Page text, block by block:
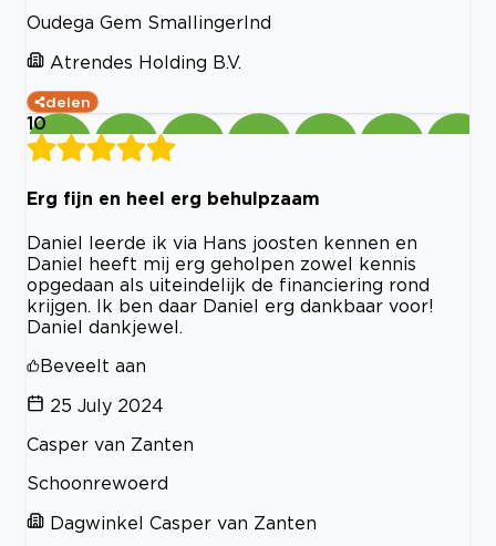
Oudega Gem Smallingerlnd
Atrendes Holding B.V.
delen
10
Erg fijn en heel erg behulpzaam
Daniel leerde ik via Hans joosten kennen en
Daniel heeft mij erg geholpen zowel kennis
opgedaan als uiteindelijk de financiering rond
krijgen. Ik ben daar Daniel erg dankbaar voor!
Daniel dankjewel.
Beveelt aan
25 July 2024
Casper van Zanten
Schoonrewoerd
Dagwinkel Casper van Zanten